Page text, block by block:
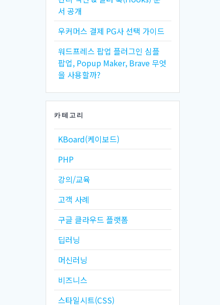
서 공개
우커머스 결제 PG사 선택 가이드
워드프레스 팝업 플러그인 심플
팝업, Popup Maker, Brave 무엇
을 사용할까?
카테고리
KBoard(케이보드)
PHP
강의/교육
고객 사례
구글 클라우드 플랫폼
딥러닝
머신러닝
비즈니스
스타일시트(CSS)